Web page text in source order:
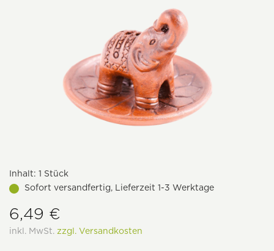
Inhalt: 1 Stück
Sofort versandfertig, Lieferzeit 1-3 Werktage
6,49 €
inkl. MwSt. zzgl. Versandkosten